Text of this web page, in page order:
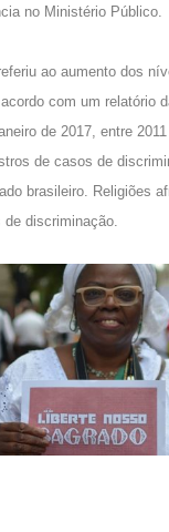
no Ministério Público.
ao aumento dos
com um relatório
de 2017, entre
de casos de
brasileiro. Religiões
discriminação.